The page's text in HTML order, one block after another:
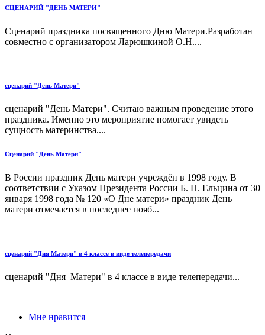
СЦЕНАРИЙ "ДЕНЬ МАТЕРИ"
Сценарий праздника посвященного Дню Матери.Разработан
совместно с организатором Ларюшкиной О.Н....
сценарий "День Матери"
сценарий "День Матери". Считаю важным проведение этого
праздника. Именно это мероприятие помогает увидеть
сущность материнства....
Сценарий "День Матери"
В России праздник День матери учреждён в 1998 году. В
соответствии с Указом Президента России Б. Н. Ельцина от 30
января 1998 года № 120 «О Дне матери» праздник День
матери отмечается в последнее нояб...
сценарий "Дня Матери" в 4 классе в виде телепередачи
сценарий "Дня Матери" в 4 классе в виде телепередачи...
Мне нравится